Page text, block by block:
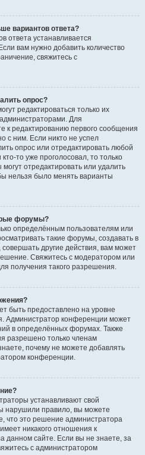
вариантов ответа?
ответа устанавливается
вам нужно добавить количество
свяжитесь с
опрос?
редактироваться только их
Для
к редактированию первого сообщения
с ним. Если никто не успел
опрос или отредактировать любой
то уже проголосовал, то только
отредактировать или удалить
нельзя было менять варианты
форумы?
определённым пользователям или
такие форумы, создавать в
другие действия, вам может
Свяжитесь с модератором или
получения такого разрешения.
быть предоставлено на уровне
Администратор конференции может
в определённых форумах. Также
разрешено только членам
почему не можете добавлять
конференции.
устанавливают свой
нарушили правило, вы можете
что это решение администратора
никакого отношения к
сайте. Если вы не знаете, за
с администратором